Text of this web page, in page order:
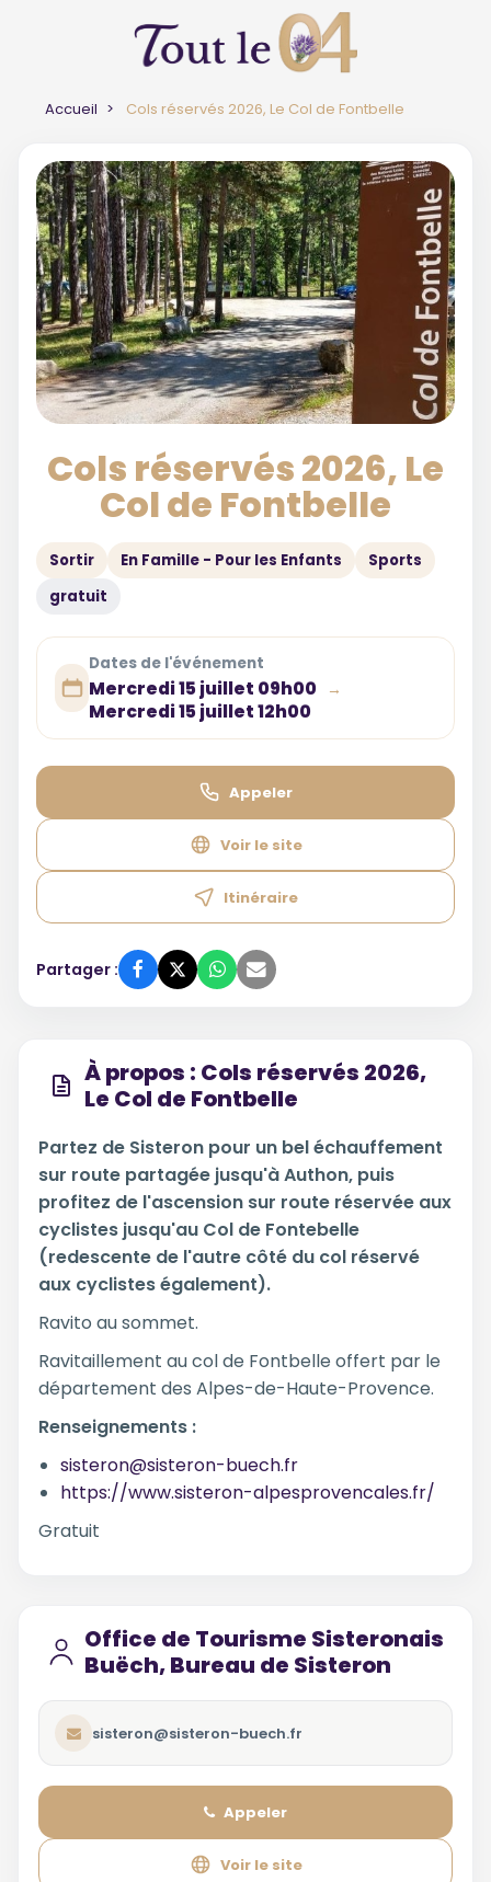
Accueil Cols réservés 2026, Le Col de Fontbelle
Cols réservés 2026, Le
Col de Fontbelle
Sortir En Famille - Pour les Enfants
Sports
gratuit
Dates de l'événement
Mercredi 15 juillet 09h00 →
Mercredi 15 juillet 12h00
Appeler
Voir le site
Itinéraire
Partager :
À propos : Cols réservés 2026,
Le Col de Fontbelle
Partez de Sisteron pour un bel échauffement
sur route partagée jusqu'à Authon, puis
profitez de l'ascension sur route réservée aux
cyclistes jusqu'au Col de Fontebelle
(redescente de l'autre côté du col réservé
aux cyclistes également).
Ravito au sommet.
Ravitaillement au col de Fontbelle offert par le
département des Alpes-de-Haute-Provence.
Renseignements :
sisteron@sisteron-buech.fr
https://www.sisteron-alpesprovencales.fr/
Gratuit
Office de Tourisme Sisteronais
Buëch, Bureau de Sisteron
sisteron@sisteron-buech.fr
Appeler
Voir le site